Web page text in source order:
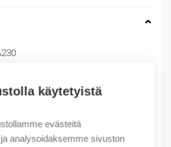
käytetyistä
evästeitä
analysoidaksemme sivuston